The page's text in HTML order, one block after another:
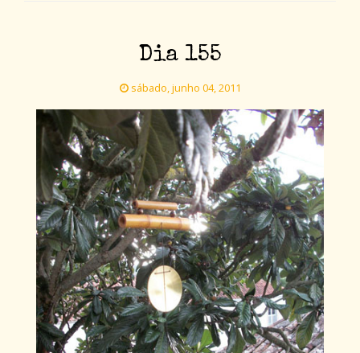
Dia 155
sábado, junho 04, 2011